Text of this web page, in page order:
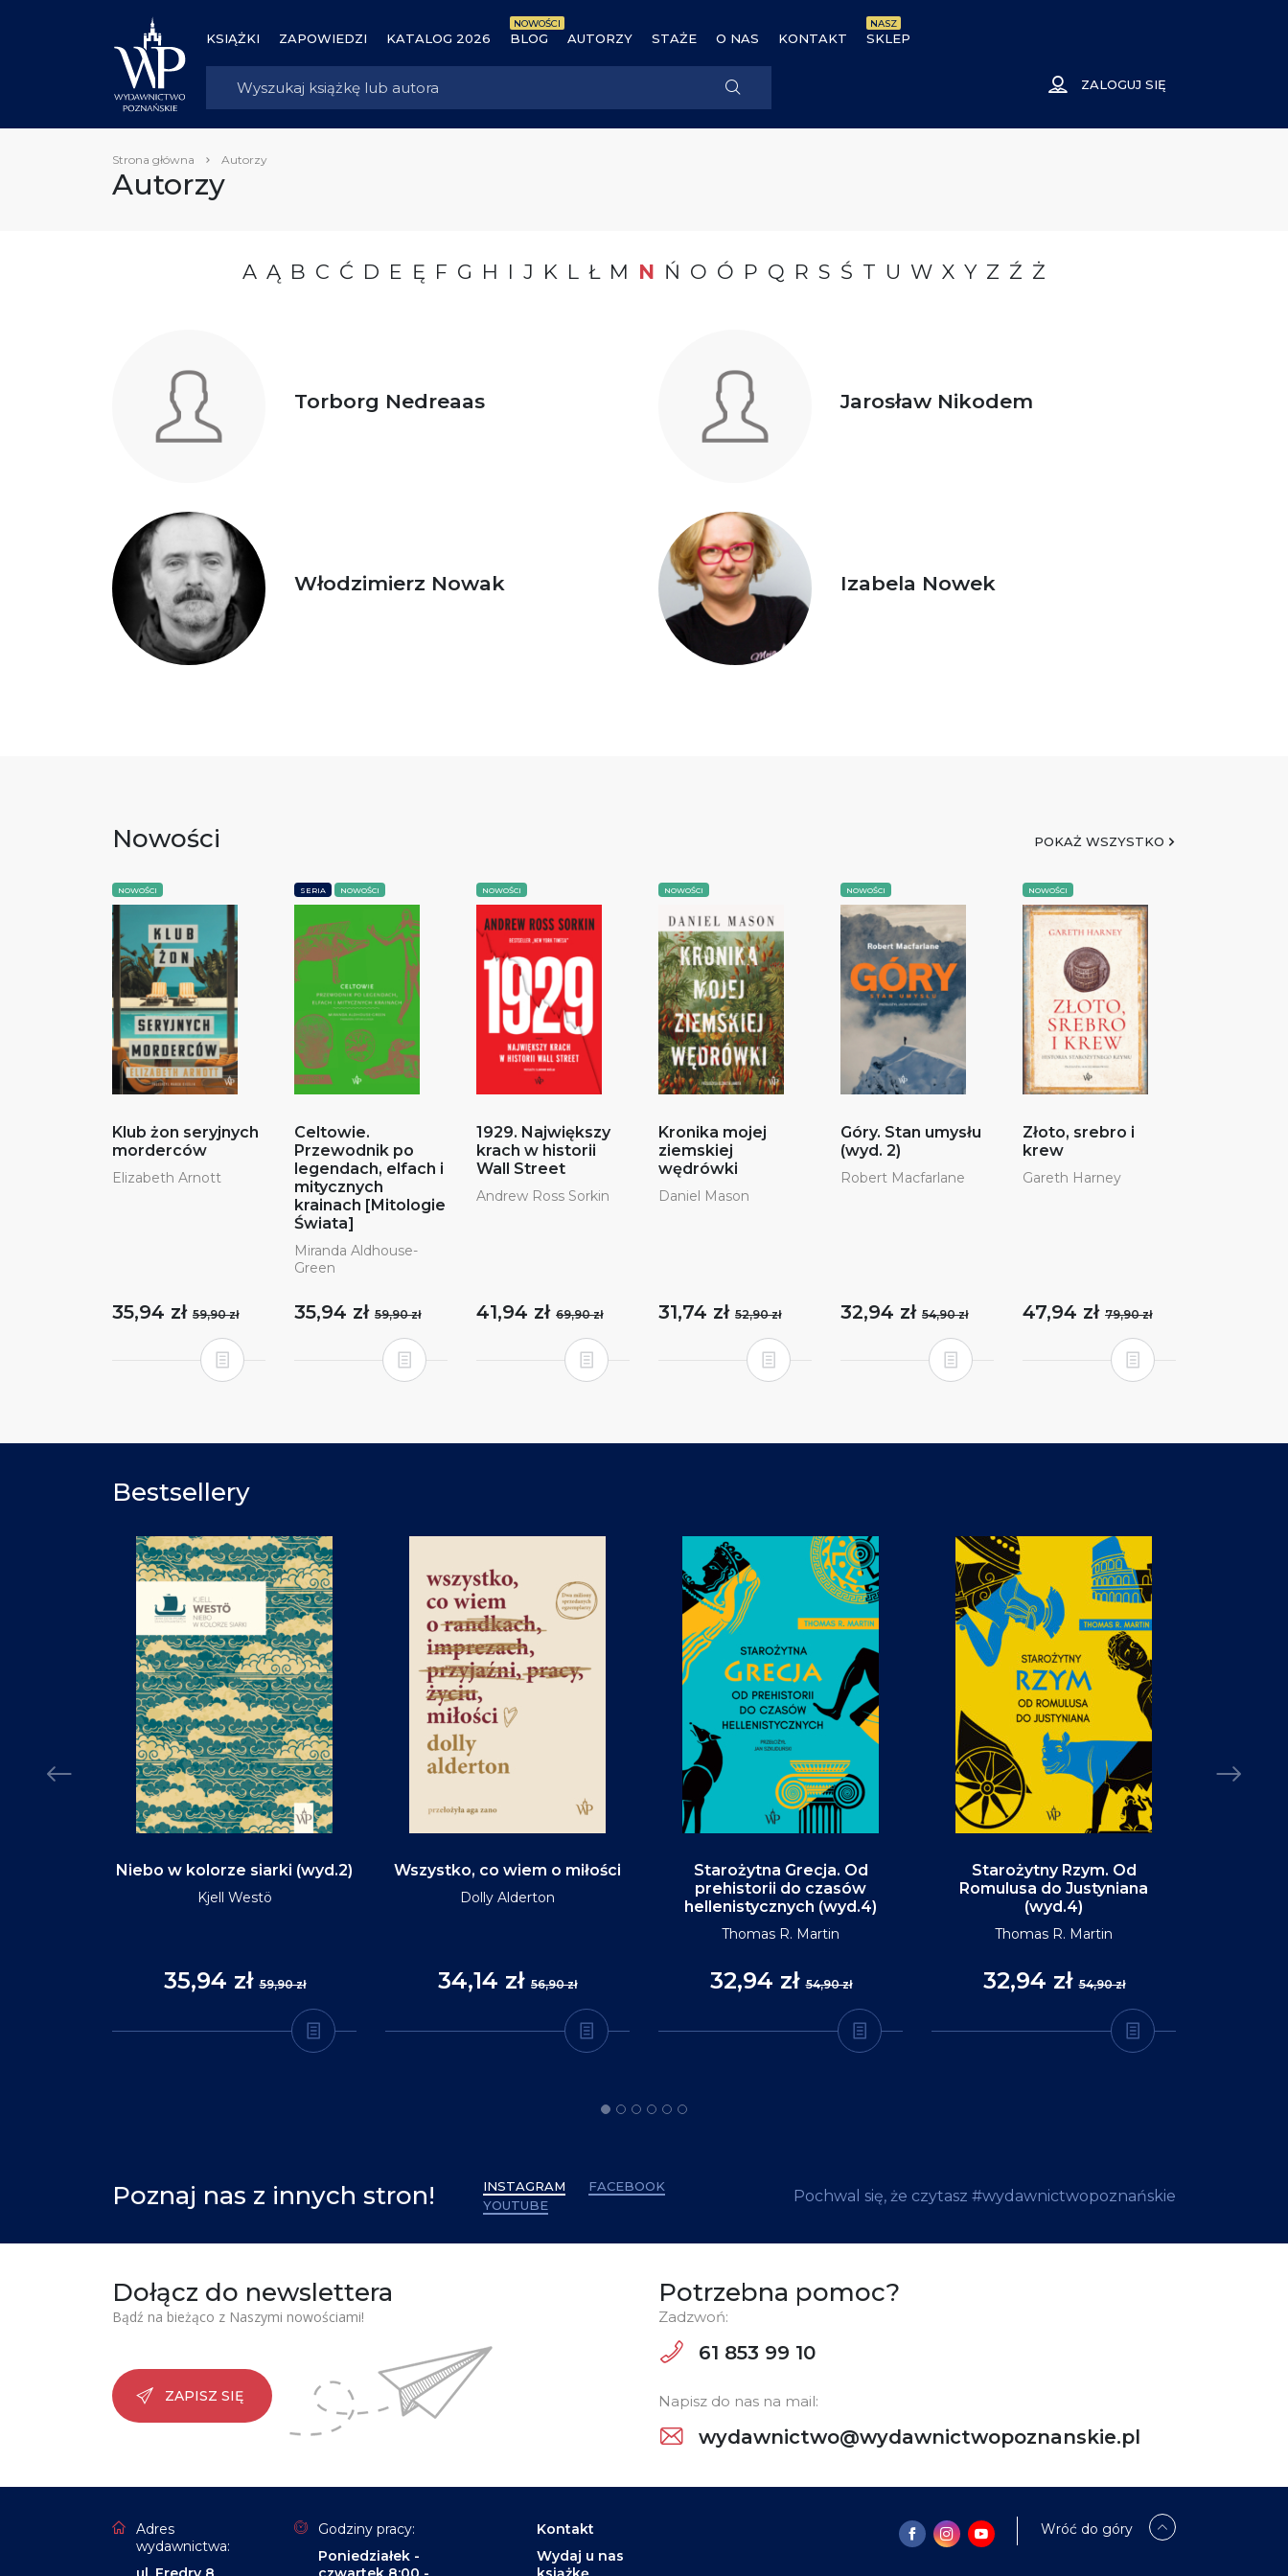
KSIĄŻKI ZAPOWIEDZI KATALOG 2026 BLOG
NOWOŚCI
AUTORZY STAŻE O NAS KONTAKT SKLEP
NASZ
ZALOGUJ SIĘ
Strona główna Autorzy
Autorzy
A Ą B C Ć D E Ę F G H I J K L Ł M N Ń O Ó P Q R S Ś T U W X Y Z Ź Ż
Torborg Nedreaas Jarosław Nikodem
Włodzimierz Nowak Izabela Nowek
Nowości POKAŻ WSZYSTKO
NOWOŚCI
Klub żon seryjnych
morderców
Elizabeth Arnott
35,94 zł 59,90 zł
SERIA NOWOŚCI
Celtowie.
Przewodnik po
legendach, elfach i
mitycznych
krainach [Mitologie
Świata]
Miranda Aldhouse-
Green
35,94 zł 59,90 zł
NOWOŚCI
1929. Największy
krach w historii
Wall Street
Andrew Ross Sorkin
41,94 zł 69,90 zł
NOWOŚCI
Kronika mojej
ziemskiej
wędrówki
Daniel Mason
31,74 zł 52,90 zł
NOWOŚCI
Góry. Stan umysłu
(wyd. 2)
Robert Macfarlane
32,94 zł 54,90 zł
NOWOŚCI
Złoto, srebro i
krew
Gareth Harney
47,94 zł 79,90 zł
Bestsellery
Niebo w kolorze siarki (wyd.2)
Kjell Westö
35,94 zł59,90 zł
Wszystko, co wiem o miłości
Dolly Alderton
34,14 zł 56,90 zł
Starożytna Grecja. Od
prehistorii do czasów
hellenistycznych (wyd.4)
Thomas R. Martin
32,94 zł54,90 zł
Starożytny Rzym. Od
Romulusa do Justyniana
(wyd.4)
Thomas R. Martin
32,94 zł54,90 zł
Poznaj nas z innych stron! INSTAGRAM
FACEBOOK
YOUTUBE
Pochwal się, że czytasz #wydawnictwopoznańskie
Dołącz do newslettera
Bądź na bieżąco z Naszymi nowościami!
ZAPISZ SIĘ
Potrzebna pomoc?
Zadzwoń:
61 853 99 10
Napisz do nas na mail:
wydawnictwo@wydawnictwopoznanskie.pl
Adres
wydawnictwa:
Godziny pracy:
Poniedziałek -
Kontakt
Wydaj u nas
Wróć do góry